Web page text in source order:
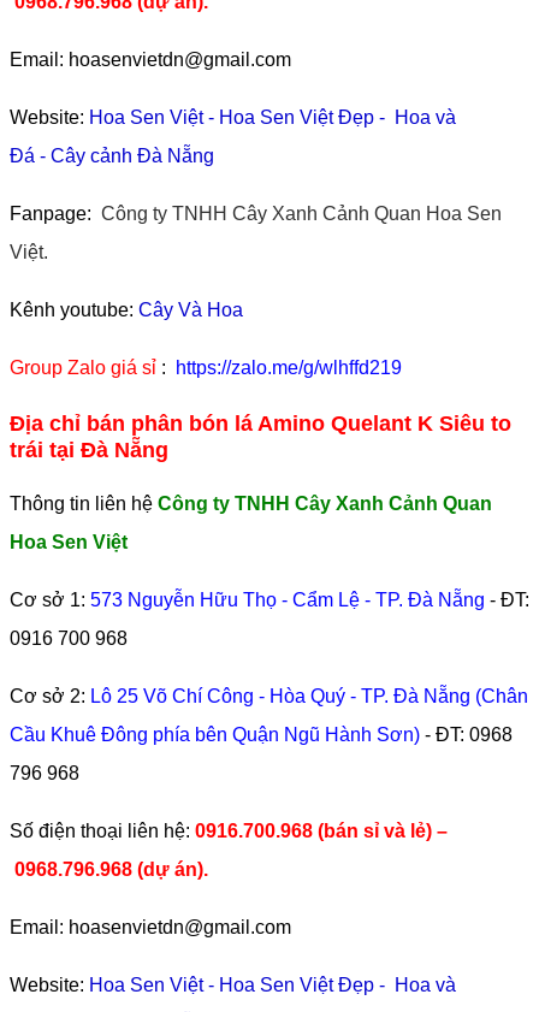
Email: hoasenvietdn@gmail.com
Website: Hoa Sen Việt- Hoa Sen Việt Đẹp - Hoa và
Đá - Cây cảnh Đà Nẵng
Fanpage: Công ty TNHH Cây Xanh Cảnh Quan Hoa Sen
Việt.
Kênh youtube: Cây Và Hoa
Group Zalo giá sỉ : https://zalo.me/g/wlhffd219
Địa chỉ bán phân bón lá Amino Quelant K Siêu to
trái tại Đà Nẵng
Thông tin liên hệ Công ty TNHH Cây Xanh Cảnh Quan
Hoa Sen Việt
Cơ sở 1: 573 Nguyễn Hữu Thọ - Cẩm Lệ - TP. Đà Nẵng - ĐT:
0916 700 968
Cơ sở 2: Lô 25 Võ Chí Công - Hòa Quý - TP. Đà Nẵng (Chân
Cầu Khuê Đông phía bên Quận Ngũ Hành Sơn) - ĐT: 0968
796 968
​Số điện thoại liên hệ: 0916.700.968 (bán sỉ và lẻ) –
0968.796.968 (dự án).
Email: hoasenvietdn@gmail.com
Website: Hoa Sen Việt- Hoa Sen Việt Đẹp - Hoa và